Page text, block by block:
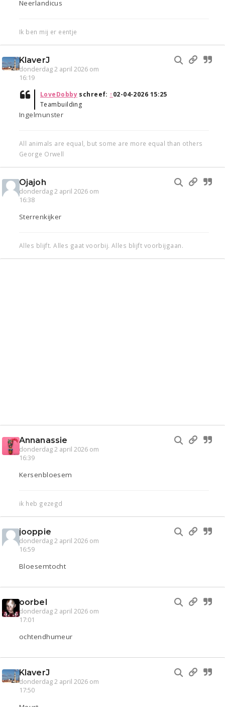
Neerlandicus
Ik ben mij er eentje
KlaverJ
donderdag 2 april 2026 om
16:19
LoveDobbyschreef: ↑02-04-2026 15:25
Teambuilding
Ingelmunster
All animals are equal, but some are more equal than others
George Orwell
Ojajoh
donderdag 2 april 2026 om
16:38
Sterrenkijker
Alles blijft. Alles gaat voorbij. Alles blijft voorbijgaan.
Annanassie
donderdag 2 april 2026 om
16:39
Kersenbloesem
ik heb gezegd
jooppie
donderdag 2 april 2026 om
16:59
Bloesemtocht
oorbel
donderdag 2 april 2026 om
17:01
ochtendhumeur
KlaverJ
donderdag 2 april 2026 om
17:50